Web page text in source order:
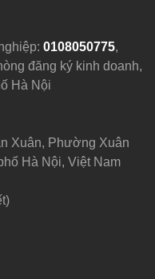
0108050775,
đăng ký kinh doanh,
Hà Nội
Xuân, Phường Xuân
Hà Nội, Việt Nam